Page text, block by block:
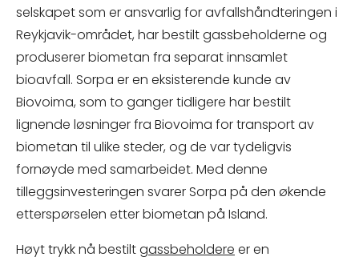
selskapet som er ansvarlig for avfallshåndteringen i
Reykjavik-området, har bestilt gassbeholderne og
produserer biometan fra separat innsamlet
bioavfall. Sorpa er en eksisterende kunde av
Biovoima, som to ganger tidligere har bestilt
lignende løsninger fra Biovoima for transport av
biometan til ulike steder, og de var tydeligvis
fornøyde med samarbeidet. Med denne
tilleggsinvesteringen svarer Sorpa på den økende
etterspørselen etter biometan på Island.
Høyt trykk nå bestiltgassbeholdere er en